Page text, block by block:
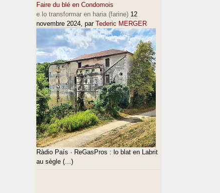
Faire du blé en Condomois
e lo transformar en haria (farine) 12
novembre 2024, par Tederic MERGER
Ràdio País · ReGasPros : lo blat en Labrit
au sègle (…)